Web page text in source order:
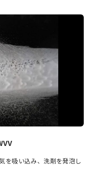
を吸い込み、洗剤を発泡し